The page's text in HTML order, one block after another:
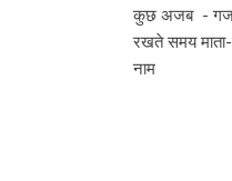
कुछ अजब - गजब
रखते समय माता-
नाम